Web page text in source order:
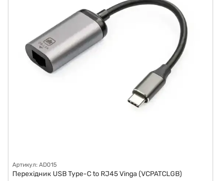
Артикул: AD015
Перехідник USB Type-C to RJ45 Vinga (VCPATCLGB)